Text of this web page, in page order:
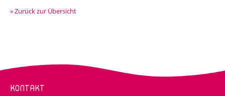
« Zurück zur Übersicht
KONTAKT